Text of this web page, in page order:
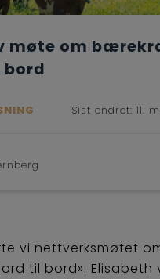
møte om
Sist endret: 11.
vi nettverksmøtet
til bord». Elisabeth